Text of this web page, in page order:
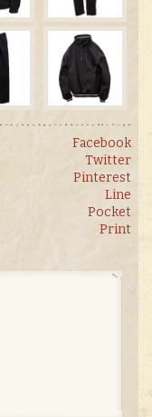
Facebook
Twitter
Pinterest
Line
Pocket
Print